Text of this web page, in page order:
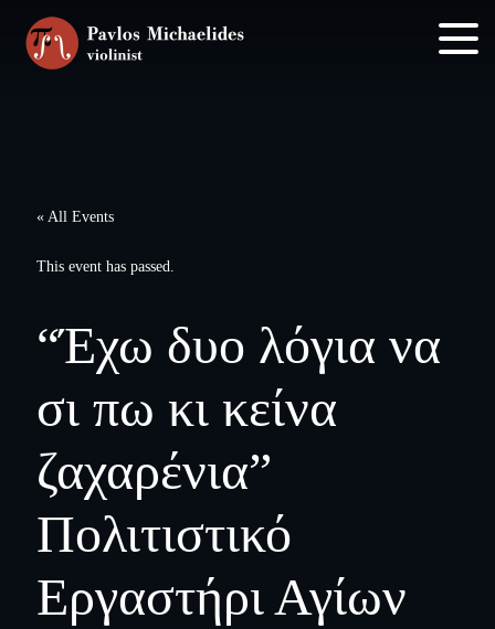
main
footer
« All Events
This event has passed.
“Έχω δυο λόγια να
σι πω κι κείνα
ζαχαρένια”
Πολιτιστικό
Εργαστήρι Αγίων